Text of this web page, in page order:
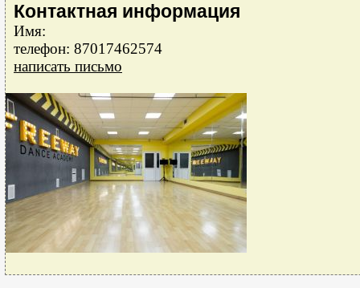
Контактная информация
Имя:
телефон: 87017462574
написать письмо